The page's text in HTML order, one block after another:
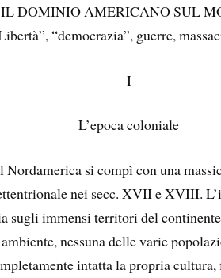
IL DOMINIO AMERICANO SUL
“democrazia”, guerre,
I
L’epoca coloniale
si compì con una
nei secc. XVII e XVIII.
sugli immensi territori del
nessuna delle varie
intatta la propria